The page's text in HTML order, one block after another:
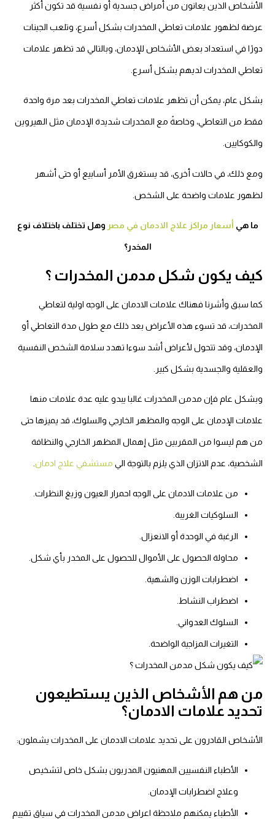
الأشخاص الذين يعانون من أمراض جسدية أو نفسية قد تكون أكثر
عرضة لظهور علامات تعاطي المخدرات بشكل أسرع، وتلعب الجينات
دورًا في استعداد بعض الأشخاص للإدمان، وبالتالي قد تظهر علامات
تعاطي المخدرات لديهم بشكل أسرع.
بشكل عام، يمكن أن تظهر علامات تعاطي المخدرات بعد مرة واحدة
فقط من التعاطي، وخاصةً مع المخدرات شديدة الإدمان مثل الهيروين
والكوكايين.
ومع ذلك، في حالات أخرى، قد يستغرق الأمر أسابيع أو حتى أشهر
لظهور علامات واضحة على الشخص.
ما هي أسعار مراكز علاج الادمان في مصر وهل تختلف باختلاف نوع
المخدر؟
كيف يكون شكل مدمن المخدرات ؟
كما سبق وأشرنا فهناك علامات الادمان على الوجه اولية لتعاطي
المخدرات، قد تسوء هذه الأعراض بعد ذلك مع طول مدة التعاطي أو
الإدمان، وقد تتحول لأعراض أشد سوءا تهدد سلامة الشخص النفسية
والعقلية والجسدية بشكل كبير.
وبشكل عام فإن مدمن المخدرات غالبا يبدو عليه عدة علامات منها
علامات الإدمان على الوجه والمظهر الخارجي والسلوك، قد يميزها حتى
من هم ليسوا من المقربين مثل إهمال المظهر الخارجي والنظافة
الشخصية، عدم الاتزان الذي يلزم بالتوجة الي مستشفي علاج ادمان
من علامات الادمان على الوجه احمرار العيون وزيغ النظرات.
السلوكيات الغريبة.
الرغبة في الوحدة أو الانعزال.
محاولة الحصول على الأموال للحصول على المخدر بأي شكل.
اضطرابات الوزن والشهية.
اضطراب النشاط.
السلوك العدواني.
التغيرات المزاجية الواضحة.
من هم الأشخاص الذين يستطيعون
تحديد علامات الادمان؟
الأشخاص القادرون على تحديد علامات الادمان على المخدرات يشملون:
الأطباء النفسيين المهنيون المدربون بشكل خاص لتشخيص
وعلاج اضطرابات الإدمان.
الأطباء يمكنهم ملاحظة اعراض مدمن المخدرات في سياق تقييم